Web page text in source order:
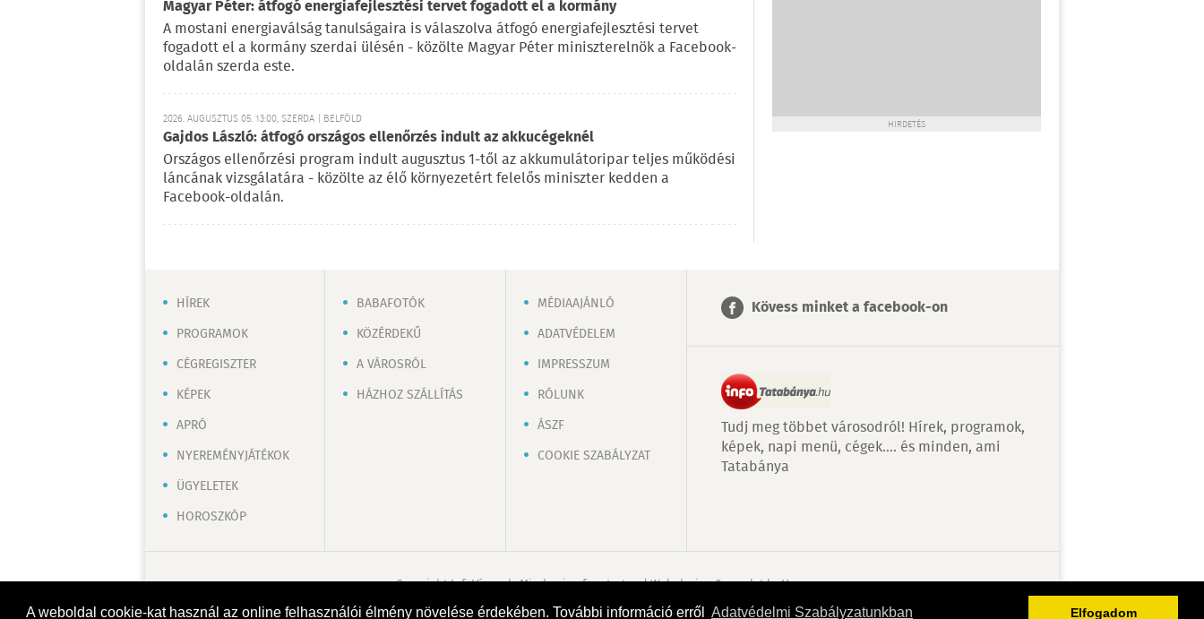
A weboldal cookie-kat használ az online felhasználói élmény növelése érdekében. További információ erről Adatvédelmi Szabályzatunkban Elfogadom
Magyar Péter: átfogó energiafejlesztési tervet fogadott el a kormány
A mostani energiaválság tanulságaira is válaszolva átfogó energiafejlesztési tervet
fogadott el a kormány szerdai ülésén - közölte Magyar Péter miniszterelnök a Facebook-
oldalán szerda este.
2026. AUGUSZTUS 05. 13:00, SZERDA | BELFÖLD
Gajdos László: átfogó országos ellenőrzés indult az akkucégeknél
Országos ellenőrzési program indult augusztus 1-től az akkumulátoripar teljes működési
láncának vizsgálatára - közölte az élő környezetért felelős miniszter kedden a
Facebook-oldalán.
HIRDETÉS
HÍREK
PROGRAMOK
CÉGREGISZTER
KÉPEK
APRÓ
NYEREMÉNYJÁTÉKOK
ÜGYELETEK
HOROSZKÓP
BABAFOTÓK
KÖZÉRDEKŰ
A VÁROSRÓL
HÁZHOZ SZÁLLÍTÁS
MÉDIAAJÁNLÓ
ADATVÉDELEM
IMPRESSZUM
RÓLUNK
ÁSZF
COOKIE SZABÁLYZAT
Kövess minket a facebook-on
Tudj meg többet városodról! Hírek, programok,
képek, napi menü, cégek…. és minden, ami
Tatabánya
Copyright InfoVárosok. Minden jog fenntartva. | Web design & arculat byVoov